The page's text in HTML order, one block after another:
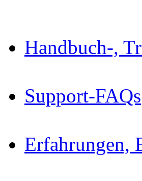
Handbuch-,
Support-FAQs
Erfahrungen,